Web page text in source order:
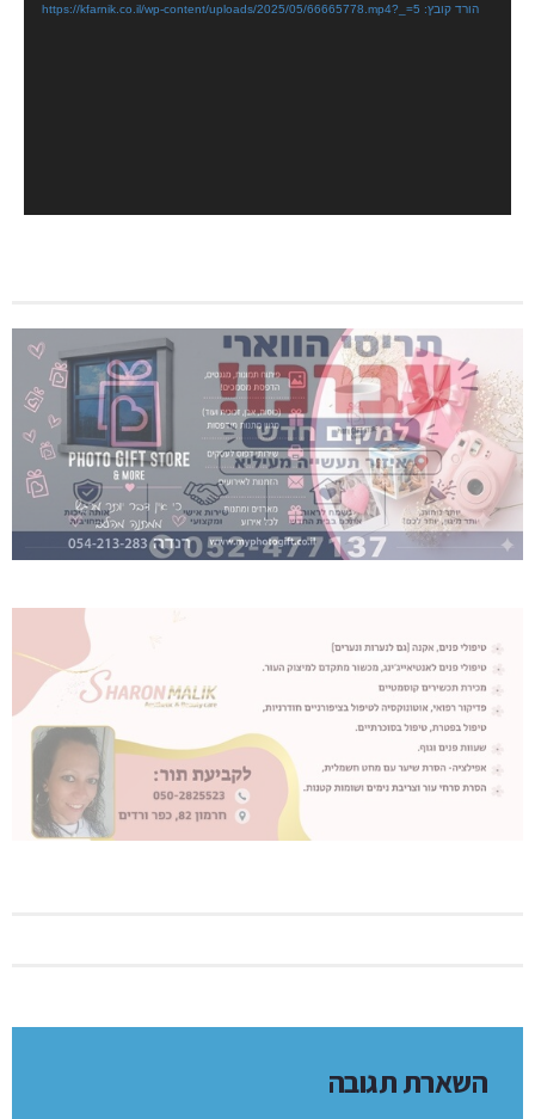
הורד קובץ: https://kfarnik.co.il/wp-content/uploads/2025/05/66665778.mp4?_=5
השארת תגובה